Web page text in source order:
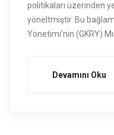
politikaları üzerinden
yöneltmiştir. Bu
Yönetimi’nin (GKRY)
Devamını Oku